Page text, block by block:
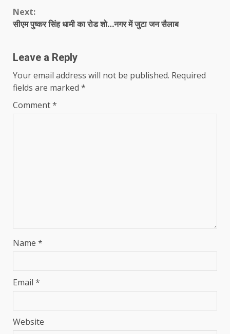
Next:
सीएम पुष्कर सिंह धामी का रोड शो…नगर में जुटा जन सैलाब
Leave a Reply
Your email address will not be published. Required
fields are marked *
Comment*
Name *
Email *
Website